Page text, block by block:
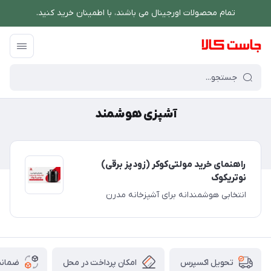
تمام محصولات اورجینال می باشند، با اطمینان خرید کنید.
فروشگاه اینترنتی جاست کالا
آشپزی هوشمند
راهنمای خرید مولتی‌کوکر (زودپز برقی)
نوتریکوک
انتخابی هوشمندانه برای آشپزخانه مدرن
تحویل اکسپرس امکان پرداخت در محل